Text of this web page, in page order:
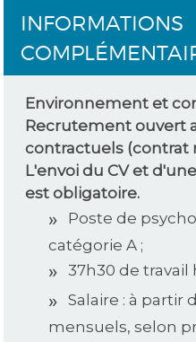
INFORMATIONS
Environnement et
Recrutement ouvert
contractuels (contrat
L'envoi du CV et
est obligatoire.
Poste de
catégorie A ;
37h30 de
Salaire : à partir
mensuels, selon